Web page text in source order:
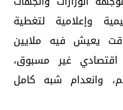
وإعلامية لتغطية
يعيش فيه ملايين
غير مسبوق،
وانعدام شبه كامل